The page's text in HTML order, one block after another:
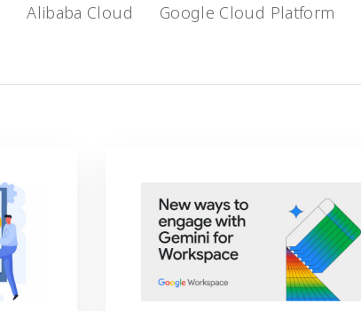
Alibaba Cloud Google Cloud Platform